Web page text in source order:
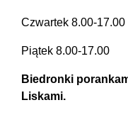
Czwartek 8.00-17.00
Piątek 8.00-17.00
Biedronki
Liskami.